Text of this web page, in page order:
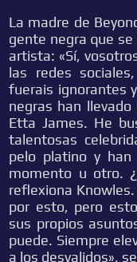
La madre de
gente negra que
artista: «Sí,
las redes
fuerais ignorantes
negras han
Etta James. He
talentosas
pelo platino y
momento u otro.
reflexiona
por esto, pero
sus propios
puede. Siempre
a los desvalidos»,